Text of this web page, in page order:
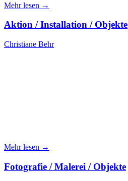
Mehr lesen →
Aktion / Installation / Objekte
Christiane Behr
Mehr lesen →
Fotografie / Malerei / Objekte